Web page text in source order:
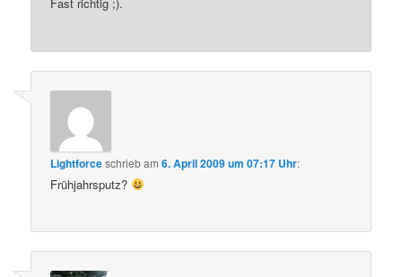
Fast richtig ;).
Lightforceschriebam6. April 2009 um 07:17 Uhr:
Frühjahrsputz?